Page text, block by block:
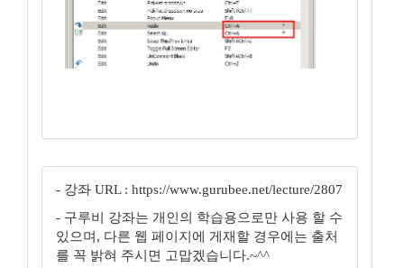
- 강좌 URL : https://www.gurubee.net/lecture/2807
- 구루비 강좌는 개인의 학습용으로만 사용 할 수
있으며, 다른 웹 페이지에 게재할 경우에는 출처
를 꼭 밝혀 주시면 고맙겠습니다.~^^